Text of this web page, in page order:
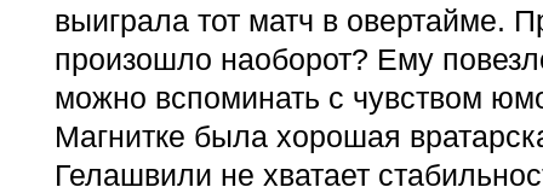
выиграла тот матч в овертайме.
произошло наоборот? Ему
можно вспоминать с чувством
Магнитке была хорошая
Гелашвили не хватает